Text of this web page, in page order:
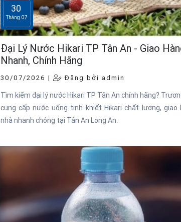
30
Tháng 07
Đại Lý Nước Hikari TP Tân An - Giao
Nhanh, Chính Hãng
30/07/2026 | Đăng bởi admin
Tìm kiếm đại lý nước Hikari TP Tân An chính hãng?
cung cấp nước uống tinh khiết Hikari chất lượng, giao
nhà nhanh chóng tại Tân An Long An.